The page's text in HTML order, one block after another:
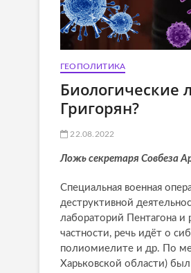
ГЕОПОЛИТИКА
Биологические
Григорян?
22.08.2022
Ложь секретаря Совбеза
Специальная военная
деструктивной
лабораторий Пентагона
частности, речь идёт о
полиомиелите и др. По
Харьковской области)